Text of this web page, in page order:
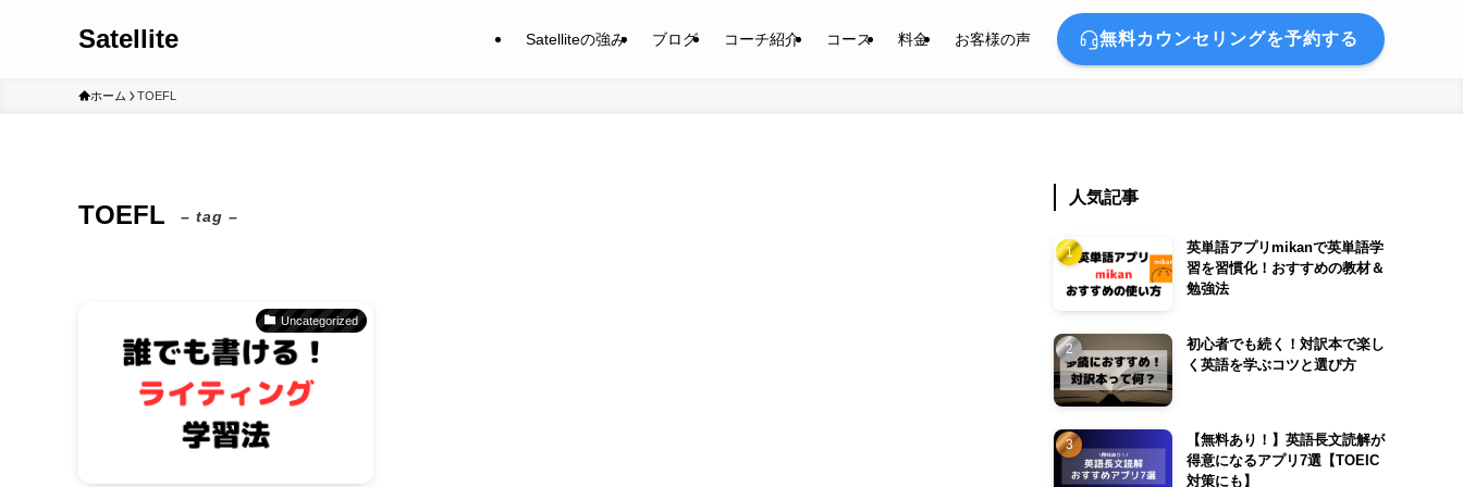
Satellite Satelliteの強み ブログ コーチ紹介 コース 料金 お客様の声 無料カウンセリングを予約する
ホーム TOEFL
TOEFL – tag –
Uncategorized
人気記事
英単語アプリmikanで英単語学
習を習慣化！おすすめの教材＆
勉強法
初心者でも続く！対訳本で楽し
く英語を学ぶコツと選び方
【無料あり！】英語長文読解が
得意になるアプリ7選【TOEIC
対策にも】